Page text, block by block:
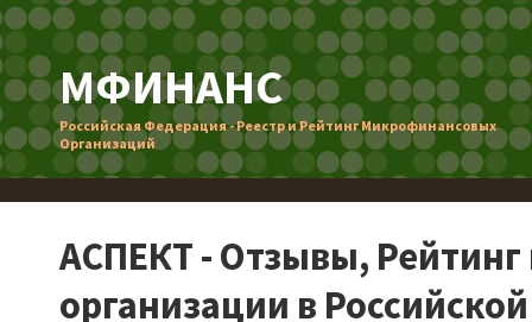
МФИНАНС
Российская Федерация - Реестр и Рейтинг Микрофинансовых
Организаций
АСПЕКТ - Отзывы,
организации в